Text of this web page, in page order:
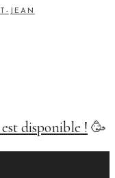
JEAN
disponible ! 🥳